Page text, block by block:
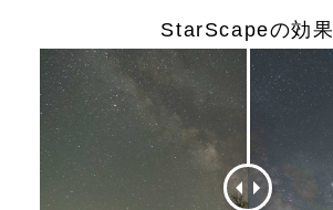
StarScapeの効果